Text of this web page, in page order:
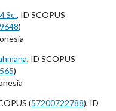
, ID SCOPUS
)
, ID SCOPUS
)
(57200722788), ID